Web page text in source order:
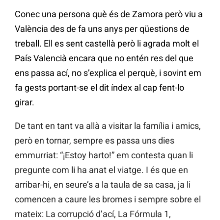
Conec una persona què és de Zamora però viu a
València des de fa uns anys per qüestions de
treball. Ell es sent castellà però li agrada molt el
País Valencià encara que no entén res del que
ens passa ací, no s’explica el perquè, i sovint em
fa gests portant-se el dit índex al cap fent-lo
girar.
De tant en tant va allà a visitar la família i amics,
però en tornar, sempre es passa uns dies
emmurriat: “¡Estoy harto!” em contesta quan li
pregunte com li ha anat el viatge. I és que en
arribar-hi, en seure’s a la taula de sa casa, ja li
comencen a caure les bromes i sempre sobre el
mateix: La corrupció d’ací, La Fórmula 1,